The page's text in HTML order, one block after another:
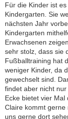
Für die Kinder ist
Kindergarten. Sie
nächsten Jahr
Kindergarten
Erwachsenen
sehr stolz, dass sie
Fußballtraining hat
weniger Kinder, da
gewechselt sind.
findet aber nicht
Ecke bietet vier Mal
Claire kommt gerne
uns gerne dort